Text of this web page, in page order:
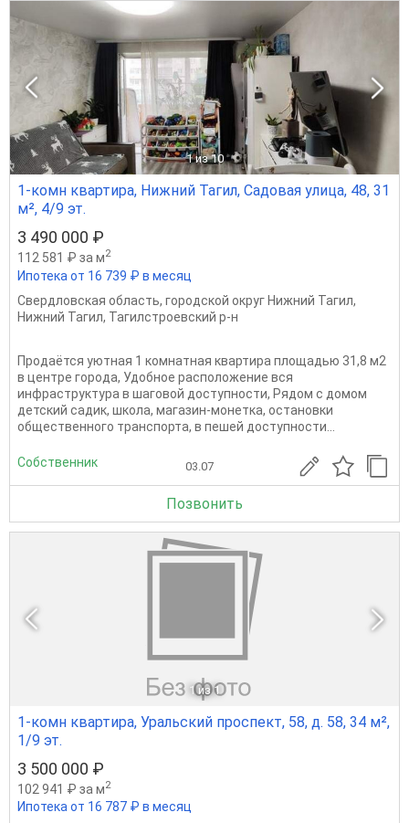
1 из 10
1-комн квартира, Нижний Тагил, Садовая улица, 48, 31
м², 4/9 эт.
3 490 000 ₽
112 581 ₽ за м2
Ипотека от 16 739 ₽ в месяц
Свердловская область, городской округ Нижний Тагил,
Нижний Тагил, Тагилстроевский р-н
Продаётся уютная 1 комнатная квартира площадью 31,8 м2
в центре города, Удобное расположение вся
инфраструктура в шаговой доступности, Рядом с домом
детский садик, школа, магазин-монетка, остановки
общественного транспорта, в пешей доступности...
Собственник 03.07
Позвонить
1 из 1
1-комн квартира, Уральский проспект, 58, д. 58, 34 м²,
1/9 эт.
3 500 000 ₽
102 941 ₽ за м2
Ипотека от 16 787 ₽ в месяц